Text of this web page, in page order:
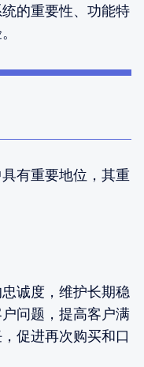
的重要性、功能特
有重要地位，其重
诚度，维护长期稳
问题，提高客户满
促进再次购买和口